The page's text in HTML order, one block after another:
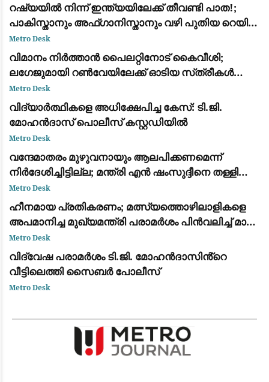
റഷ്യയിൽ നിന്ന് ഇന്ത്യയിലേക്ക് തീവണ്ടി പാത!;
പാകിസ്താനും അഫ്ഗാനിസ്താനും വഴി പുതിയ റെയിൽ
പദ്ധതിയുമായി ഉപപ്രധാനമന്ത്രി മററ്റ് ഖൂസ്നൂലീൻ
Metro Desk
വിമാനം നിർത്താൻ പൈലറ്റിനോട് കൈവീശി;
ലഗേജുമായി റൺവേയിലേക്ക് ഓടിയ സ്‌ത്രീകൾ
പിടിയിൽ
Metro Desk
വിദ്യാർത്ഥികളെ അധിക്ഷേപിച്ച കേസ്: ടി.ജി.
മോഹൻദാസ് പൊലീസ് കസ്റ്റഡിയിൽ
Metro Desk
വന്ദേമാതരം മുഴുവനായും ആലപിക്കണമെന്ന്
നിര്‍ദേശിച്ചിട്ടില്ല; മന്ത്രി എന്‍ ഷംസുദ്ദീനെ തള്ളി
ലോക് ഭവന്‍
Metro Desk
ഹീനമായ പ്രതികരണം; മത്സ്യത്തൊഴിലാളികളെ
അപമാനിച്ച മുഖ്യമന്ത്രി പരാമർശം പിൻവലിച്ച് മാപ്പ്
പറയണം: വി. മുരളീധരൻ
Metro Desk
വിദ്വേഷ പരാമർശം ടി.ജി. മോഹൻദാസിൻ്റെ
വീട്ടിലെത്തി സൈബർ പോലീസ്
Metro Desk